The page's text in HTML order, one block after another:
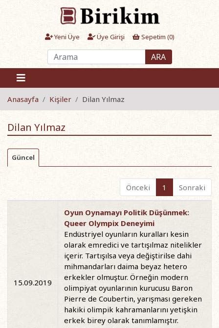
Yeni Üye Üye Girişi Sepetim (0)
ARA
Anasayfa Kişiler Dilan Yılmaz
Dilan Yılmaz
Güncel
Önceki 1 Sonraki
15.09.2019
Oyun Oynamayı Politik Düşünmek:
Queer Olympix Deneyimi
Endüstriyel oyunların kuralları kesin
olarak emredici ve tartışılmaz nitelikler
içerir. Tartışılsa veya değiştirilse dahi
mihmandarları daima beyaz hetero
erkekler olmuştur. Örneğin modern
olimpiyat oyunlarının kurucusu Baron
Pierre de Coubertin, yarışması gereken
hakiki olimpik kahramanlarını yetişkin
erkek birey olarak tanımlamıştır.